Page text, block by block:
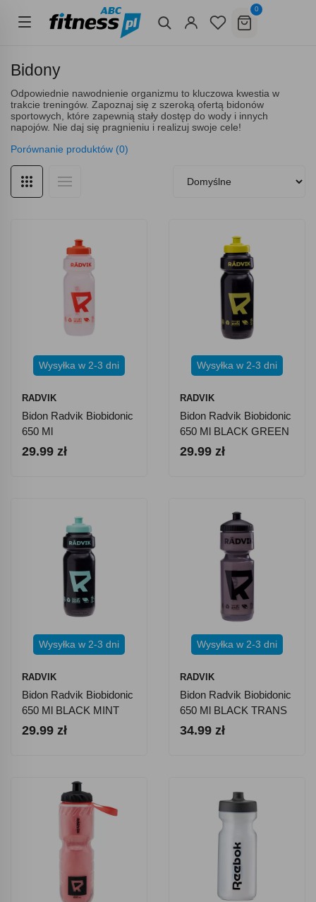
0
Bidony
Odpowiednie nawodnienie organizmu to kluczowa kwestia w
trakcie treningów. Zapoznaj się z szeroką ofertą bidonów
sportowych, które zapewnią stały dostęp do wody i innych
napojów. Nie daj się pragnieniu i realizuj swoje cele!
Porównanie produktów (0)
Wysyłka w 2-3 dni
RADVIK
Bidon Radvik Biobidonic
650 Ml
29.99 zł
Wysyłka w 2-3 dni
RADVIK
Bidon Radvik Biobidonic
650 Ml BLACK GREEN
29.99 zł
Wysyłka w 2-3 dni
RADVIK
Bidon Radvik Biobidonic
650 Ml BLACK MINT
29.99 zł
Wysyłka w 2-3 dni
RADVIK
Bidon Radvik Biobidonic
650 Ml BLACK TRANS
34.99 zł